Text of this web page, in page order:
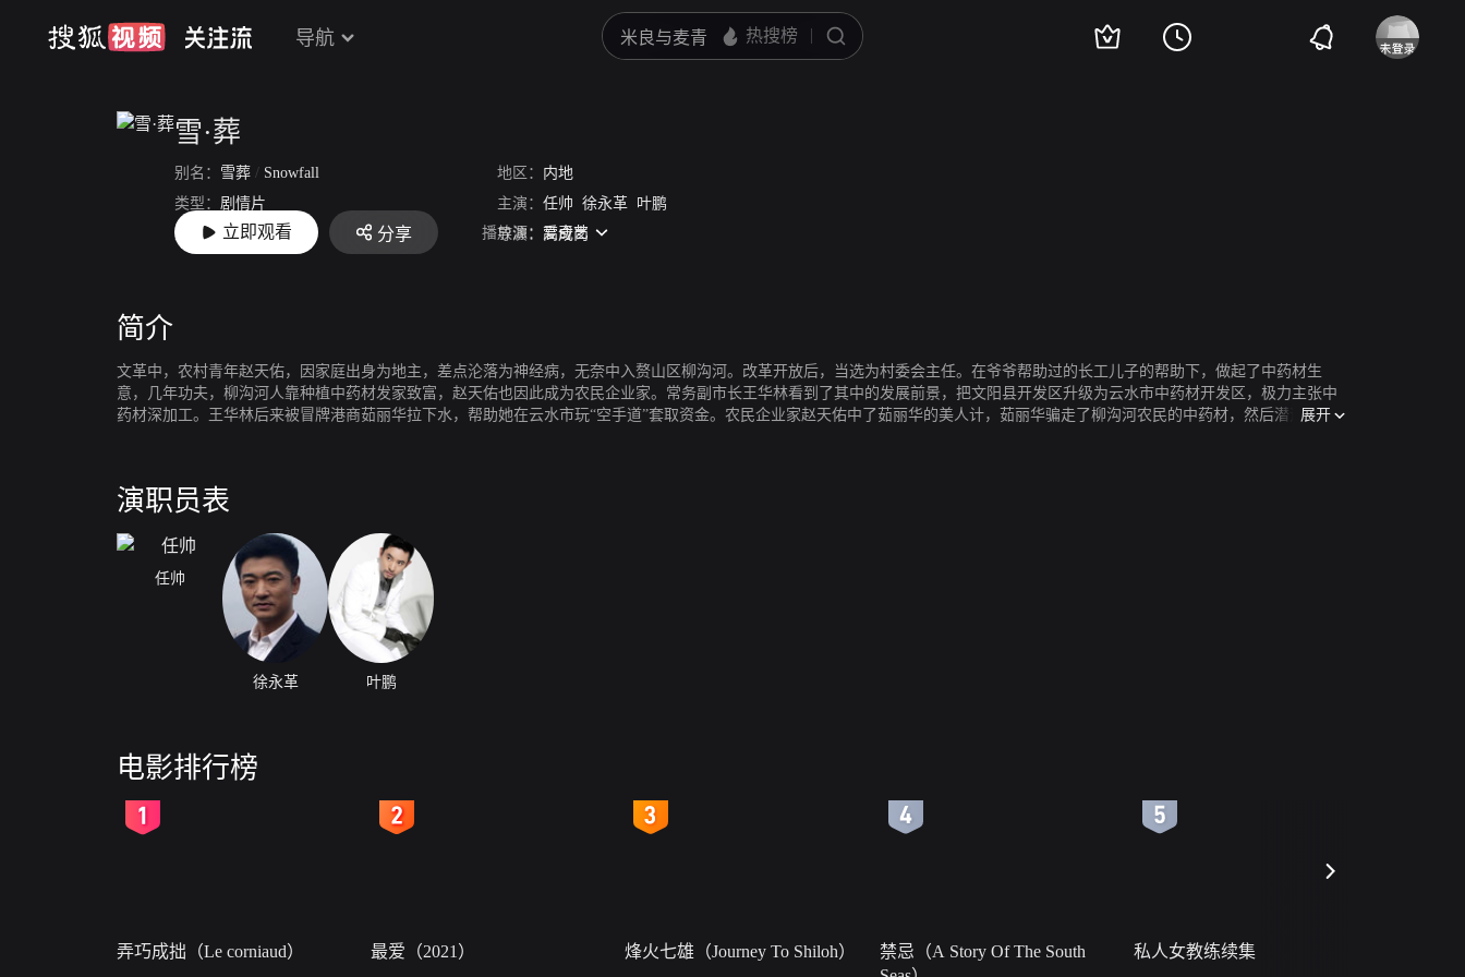
导航
雪·葬
别名： 雪葬 / Snowfall 地区： 内地
类型： 剧情片 主演： 任帅 徐永革 叶鹏
上映： 2018-04-27 导演： 高成岗
立即观看 分享 播放源： 爱奇艺
简介
文革中，农村青年赵天佑，因家庭出身为地主，差点沦落为神经病，无奈中入赘山区柳沟河。改革开放后，当选为村委会主任。在爷爷帮助过的长工儿子的帮助下，做起了中药材生
意，几年功夫，柳沟河人靠种植中药材发家致富，赵天佑也因此成为农民企业家。常务副市长王华林看到了其中的发展前景，把文阳县开发区升级为云水市中药材开发区，极力主张中
药材深加工。王华林后来被冒牌港商茹丽华拉下水，帮助她在云水市玩“空手道”套取资金。农民企业家赵天佑中了茹丽华的美人计，茹丽华骗走了柳沟河农民的中药材，然后潜逃。赵
展开
演职员表
任帅
徐永革 叶鹏
电影排行榜
弄巧成拙（Le corniaud） 最爱（2021） 烽火七雄（Journey To Shiloh）
禁忌（A Story Of The South
私人女教练续集